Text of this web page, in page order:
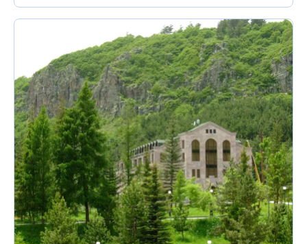
noch einer der besten Ferienorte in Armenien.